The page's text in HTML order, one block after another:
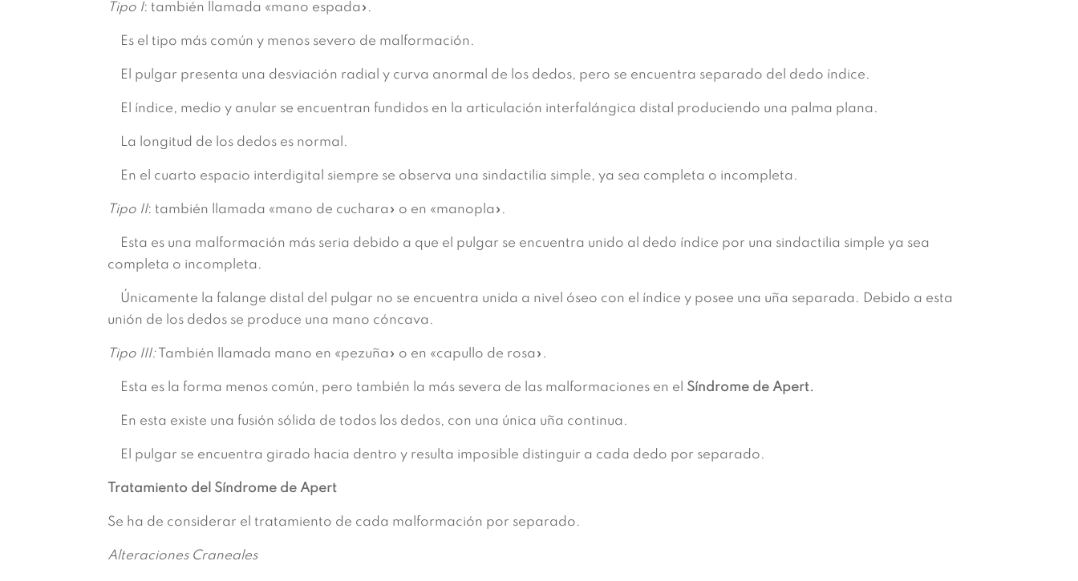
Tipo I: también llamada «mano espada».
Es el tipo más común y menos severo de malformación.
El pulgar presenta una desviación radial y curva anormal de los dedos, pero se encuentra separado del dedo índice.
El índice, medio y anular se encuentran fundidos en la articulación interfalángica distal produciendo una palma plana.
La longitud de los dedos es normal.
En el cuarto espacio interdigital siempre se observa una sindactilia simple, ya sea completa o incompleta.
Tipo II: también llamada «mano de cuchara» o en «manopla».
Esta es una malformación más seria debido a que el pulgar se encuentra unido al dedo índice por una sindactilia simple ya sea
completa o incompleta.
Únicamente la falange distal del pulgar no se encuentra unida a nivel óseo con el índice y posee una uña separada. Debido a esta
unión de los dedos se produce una mano cóncava.
Tipo III:También llamada mano en «pezuña» o en «capullo de rosa».
Esta es la forma menos común, pero también la más severa de las malformaciones en el Síndrome de Apert.
En esta existe una fusión sólida de todos los dedos, con una única uña continua.
El pulgar se encuentra girado hacia dentro y resulta imposible distinguir a cada dedo por separado.
Tratamiento del Síndrome de Apert
Se ha de considerar el tratamiento de cada malformación por separado.
Alteraciones Craneales